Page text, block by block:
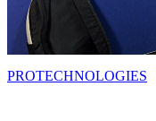
PROTECHNOLOGIES